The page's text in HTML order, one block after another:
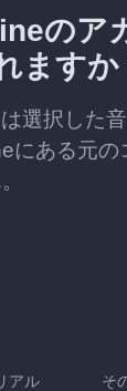
のア
ますか
選択した
にある元の
アル そ